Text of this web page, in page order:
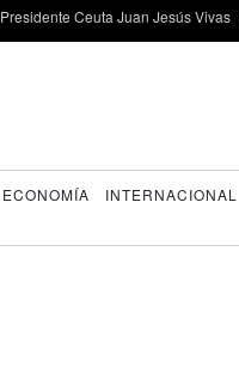
Presidente Ceuta Juan Jesús Vivas
ECONOMÍA INTERNACIONAL